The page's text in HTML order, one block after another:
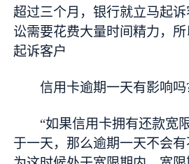
超过三个月，银行就立马起
讼需要花费大量时间精力，
起诉客户
信用卡逾期一天有影响吗
“如果信用卡拥有还款宽
于一天，那么逾期一天不会